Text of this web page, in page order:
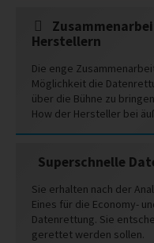
Herstellern
Die enge
Möglichkeit die
über die Bühne zu
How der Hersteller bei
Superschnelle
Sie erhalten nach der
Eines für die Economy-
Datenrettung. Sie
gerettet werden sollen.